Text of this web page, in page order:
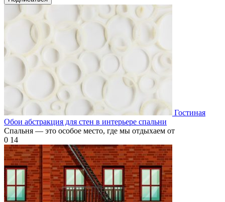
Гостиная
Обои абстракция для стен в интерьере спальни
Спальня — это особое место, где мы отдыхаем от
0 14